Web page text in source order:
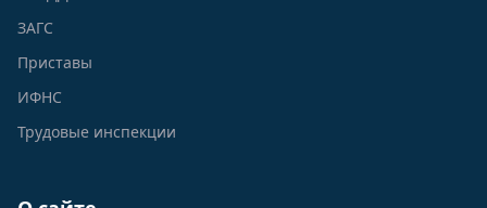
ЗАГС
Приставы
ИФНС
Трудовые инспекции